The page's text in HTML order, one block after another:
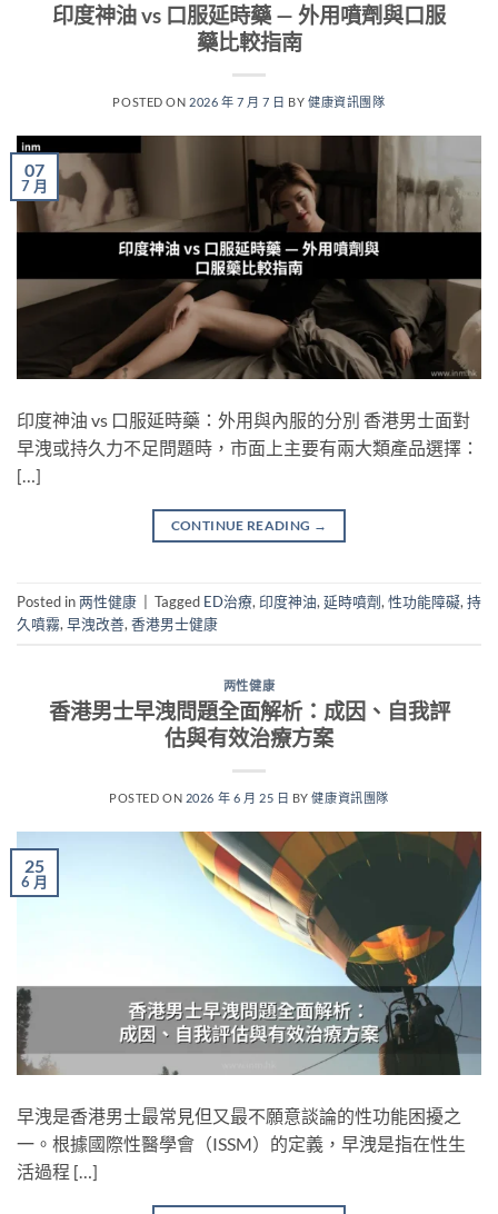
印度神油 vs 口服延時藥 — 外用噴劑與口服
藥比較指南
POSTED ON 2026 年 7 月 7 日 BY健康資訊團隊
07
7 月
印度神油 vs 口服延時藥：外用與內服的分別 香港男士面對
早洩或持久力不足問題時，市面上主要有兩大類產品選擇：
[…]
CONTINUE READING →
Posted in两性健康 Tagged ED治療,印度神油,延時噴劑,性功能障礙,持
久噴霧,早洩改善,香港男士健康
两性健康
香港男士早洩問題全面解析：成因、自我評
估與有效治療方案
POSTED ON 2026 年 6 月 25 日 BY健康資訊團隊
25
6 月
早洩是香港男士最常見但又最不願意談論的性功能困擾之
一。根據國際性醫學會（ISSM）的定義，早洩是指在性生
活過程 […]